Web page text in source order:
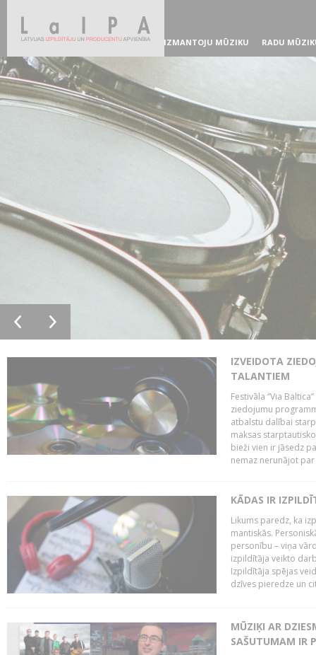
IZMANTOJU MŪZIKU RADU
IZVEIDOTA
TALANTIEM
Festivāla “Via
ziedojumu
atbalstu dalībai
maksas
bieži vien ir jāsedz
nemaz nerunājot
KĀDAS IR
Likums paredz, ka
mantiskās.
personību – viņa
izpildītāja veikto
Izpildītāja spējas
dzīves pieredze un
MŪZIĶI AR
SAŠUTUMAM IR